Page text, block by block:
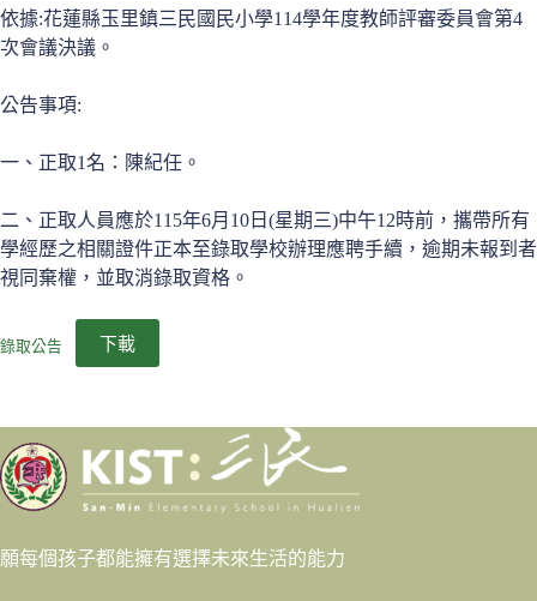
依據:花蓮縣玉里鎮三民國民小學114學年度教師評審委員會第4
次會議決議。
公告事項:
一、正取1名：陳紀任。
二、正取人員應於115年6月10日(星期三)中午12時前，攜帶所有
學經歷之相關證件正本至錄取學校辦理應聘手續，逾期未報到者
視同棄權，並取消錄取資格。
錄取公告 下載
願每個孩子都能擁有選擇未來生活的能力